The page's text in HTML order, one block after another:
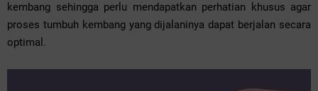
kembang sehingga perlu mendapatkan perhatian khusus agar
proses tumbuh kembang yang dijalaninya dapat berjalan secara
optimal.